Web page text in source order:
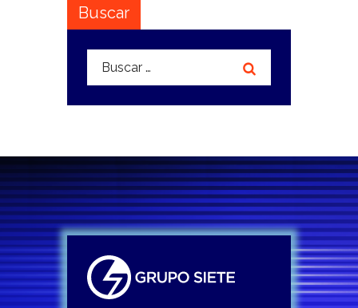
Buscar
Buscar: